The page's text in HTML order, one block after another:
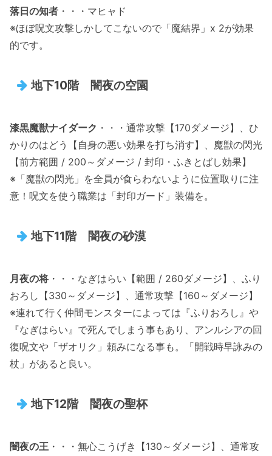
落日の知者 ・・・マヒャド
※ほぼ呪文攻撃しかしてこないので「魔結界」x 2が効果
的です。
地下10階 闇夜の空園
漆黒魔獣ナイダーク ・・・通常攻撃【170ダメージ】、ひ
かりのはどう【自身の悪い効果を打ち消す】、魔獣の閃光
【前方範囲 / 200～ダメージ / 封印・ふきとばし効果】
※「魔獣の閃光」を全員が食らわないように位置取りに注
意！呪文を使う職業は「封印ガード」装備を。
地下11階 闇夜の砂漠
月夜の将 ・・・なぎはらい【範囲 / 260ダメージ】、ふり
おろし【330～ダメージ】、通常攻撃【160～ダメージ】
※連れて行く仲間モンスターによっては『ふりおろし』や
『なぎはらい』で死んでしまう事もあり、アンルシアの回
復呪文や「ザオリク」頼みになる事も。「開戦時早詠みの
杖」があると良い。
地下12階 闇夜の聖杯
闇夜の王 ・・・無心こうげき【130～ダメージ】、通常攻